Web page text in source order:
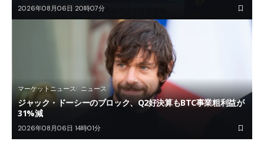
2026年08月06日 20時07分
マーケットニュース ニュース
ジャック・ドーシーのブロック、Q2好決算もBTC事業粗利益が
31%減
2026年08月06日 14時01分